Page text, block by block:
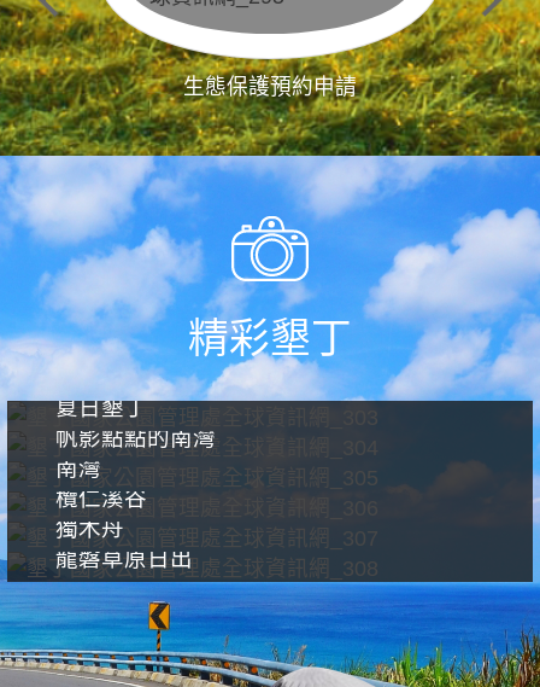
生態保護預約申請
精彩墾丁
夏日墾丁
帆影點點的南灣
南灣
欖仁溪谷
獨木舟
龍磐草原日出